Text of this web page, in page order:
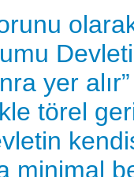
yer
törel
minimal